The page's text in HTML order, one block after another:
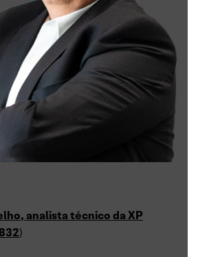
analista técnico da XP
)